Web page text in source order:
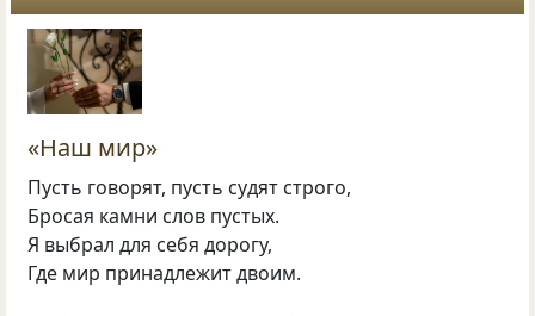
«Наш мир»
Пусть говорят, пусть судят строго,
Бросая камни слов пустых.
Я выбрал для себя дорогу,
Где мир принадлежит двоим.